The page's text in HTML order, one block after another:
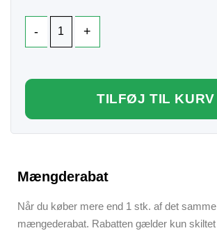
TILFØJ TIL KURV
Mængderabat
Når du køber mere end 1 stk. af det
mængederabat. Rabatten gælder kun